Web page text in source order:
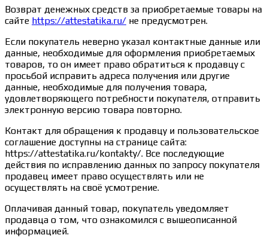
Возврат денежных средств за приобретаемые товары на
сайте https://attestatika.ru/ не предусмотрен.
Если покупатель неверно указал контактные данные или
данные, необходимые для оформления приобретаемых
товаров, то он имеет право обратиться к продавцу с
просьбой исправить адреса получения или другие
данные, необходимые для получения товара,
удовлетворяющего потребности покупателя, отправить
электронную версию товара повторно.
Контакт для обращения к продавцу и пользовательское
соглашение доступны на странице сайта:
https://attestatika.ru/kontakty/. Все последующие
действия по исправлению данных по запросу покупателя
продавец имеет право осуществлять или не
осуществлять на своё усмотрение.
Оплачивая данный товар, покупатель уведомляет
продавца о том, что ознакомился с вышеописанной
информацией.